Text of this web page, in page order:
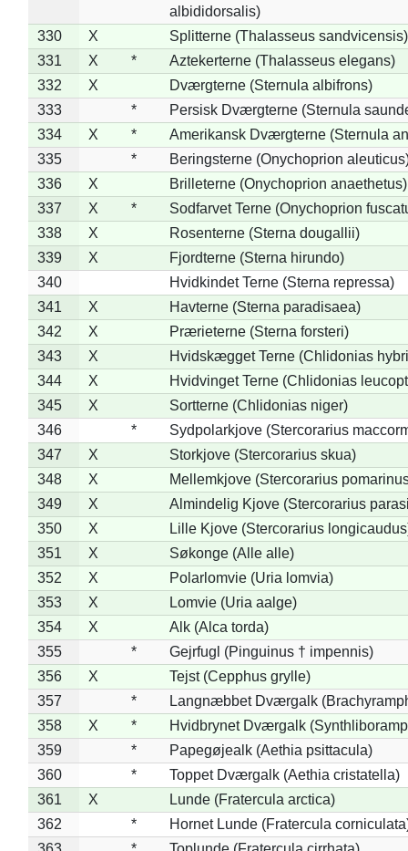
albididorsalis)
330
X
Splitterne (Thalasseus sandvicensis)
331
X *
Aztekerterne (Thalasseus elegans)
332
X
Dværgterne (Sternula albifrons)
333
*
Persisk Dværgterne (Sternula
334
X *
Amerikansk Dværgterne (Sternula
335
*
Beringsterne (Onychoprion
336
X
Brilleterne (Onychoprion anaethetus)
337
X *
Sodfarvet Terne (Onychoprion
338
X
Rosenterne (Sterna dougallii)
339
X
Fjordterne (Sterna hirundo)
340
Hvidkindet Terne (Sterna repressa)
341
X
Havterne (Sterna paradisaea)
342
X
Prærieterne (Sterna forsteri)
343
X
Hvidskægget Terne (Chlidonias
344
X
Hvidvinget Terne (Chlidonias
345
X
Sortterne (Chlidonias niger)
346
*
Sydpolarkjove (Stercorarius
347
X
Storkjove (Stercorarius skua)
348
X
Mellemkjove (Stercorarius
349
X
Almindelig Kjove (Stercorarius
350
X
Lille Kjove (Stercorarius
351
X
Søkonge (Alle alle)
352
X
Polarlomvie (Uria lomvia)
353
X
Lomvie (Uria aalge)
354
X
Alk (Alca torda)
355
*
Gejrfugl (Pinguinus † impennis)
356
X
Tejst (Cepphus grylle)
357
*
Langnæbbet Dværgalk
358
X *
Hvidbrynet Dværgalk
359
*
Papegøjealk (Aethia psittacula)
360
*
Toppet Dværgalk (Aethia cristatella)
361
X
Lunde (Fratercula arctica)
362
*
Hornet Lunde (Fratercula